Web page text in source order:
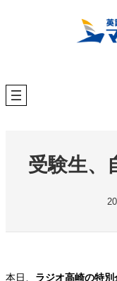
受験生、
本日、 ラジオ高崎の特別